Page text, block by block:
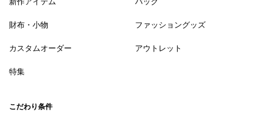
財布・小物 ファッショングッズ
カスタムオーダー アウトレット
特集
こだわり条件